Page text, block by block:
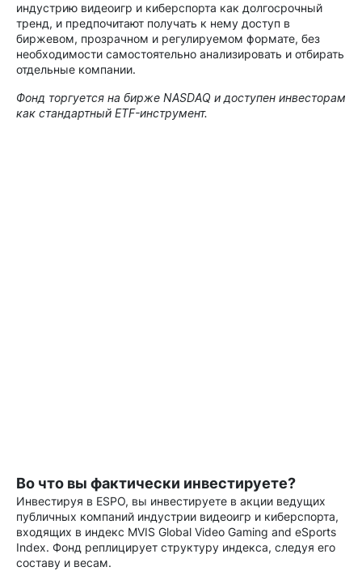
индустрию видеоигр и киберспорта как долгосрочный
тренд, и предпочитают получать к нему доступ в
биржевом, прозрачном и регулируемом формате, без
необходимости самостоятельно анализировать и отбирать
отдельные компании.
Фонд торгуется на бирже NASDAQ и доступен инвесторам
как стандартный ETF-инструмент.
Во что вы фактически инвестируете?
Инвестируя в ESPO, вы инвестируете в акции ведущих
публичных компаний индустрии видеоигр и киберспорта,
входящих в индекс MVIS Global Video Gaming and eSports
Index. Фонд реплицирует структуру индекса, следуя его
составу и весам.